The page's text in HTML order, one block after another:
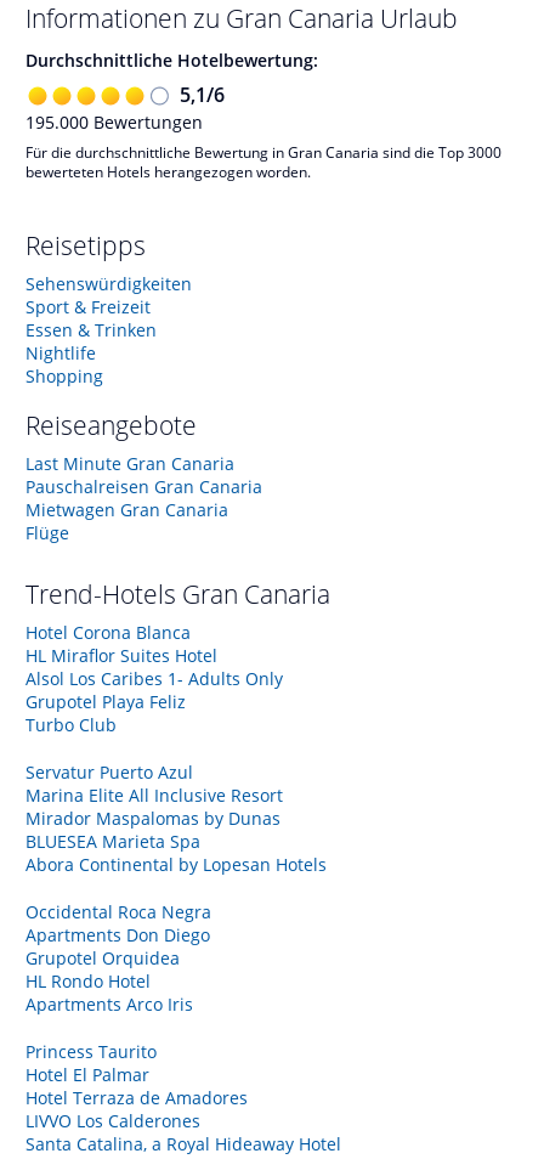
Informationen zu Gran Canaria Urlaub
Durchschnittliche Hotelbewertung:
5,1/6
195.000 Bewertungen
Für die durchschnittliche Bewertung in Gran Canaria sind die Top 3000
bewerteten Hotels herangezogen worden.
Reisetipps
Sehenswürdigkeiten
Sport & Freizeit
Essen & Trinken
Nightlife
Shopping
Reiseangebote
Last Minute Gran Canaria
Pauschalreisen Gran Canaria
Mietwagen Gran Canaria
Flüge
Trend-Hotels Gran Canaria
Hotel Corona Blanca
HL Miraflor Suites Hotel
Alsol Los Caribes 1- Adults Only
Grupotel Playa Feliz
Turbo Club
Servatur Puerto Azul
Marina Elite All Inclusive Resort
Mirador Maspalomas by Dunas
BLUESEA Marieta Spa
Abora Continental by Lopesan Hotels
Occidental Roca Negra
Apartments Don Diego
Grupotel Orquidea
HL Rondo Hotel
Apartments Arco Iris
Princess Taurito
Hotel El Palmar
Hotel Terraza de Amadores
LIVVO Los Calderones
Santa Catalina, a Royal Hideaway Hotel